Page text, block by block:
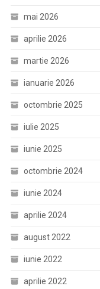
mai 2026
aprilie 2026
martie 2026
ianuarie 2026
octombrie 2025
iulie 2025
iunie 2025
octombrie 2024
iunie 2024
aprilie 2024
august 2022
iunie 2022
aprilie 2022